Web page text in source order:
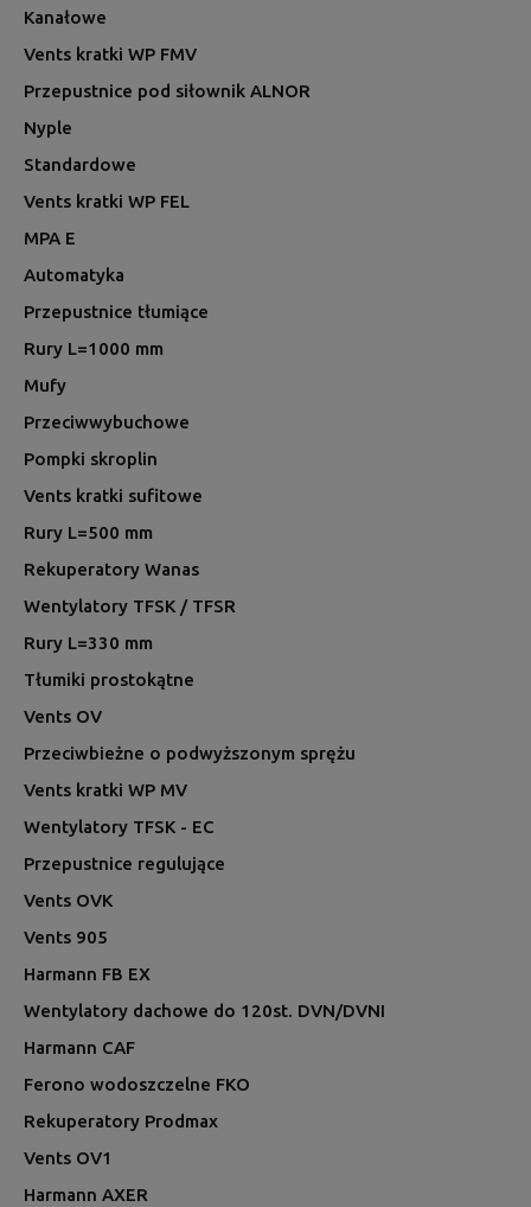
Kanałowe
Vents kratki WP FMV
Przepustnice pod siłownik ALNOR
Nyple
Standardowe
Vents kratki WP FEL
MPA E
Automatyka
Przepustnice tłumiące
Rury L=1000 mm
Mufy
Przeciwwybuchowe
Pompki skroplin
Vents kratki sufitowe
Rury L=500 mm
Rekuperatory Wanas
Wentylatory TFSK / TFSR
Rury L=330 mm
Tłumiki prostokątne
Vents OV
Przeciwbieżne o podwyższonym sprężu
Vents kratki WP MV
Wentylatory TFSK - EC
Przepustnice regulujące
Vents OVK
Vents 905
Harmann FB EX
Wentylatory dachowe do 120st. DVN/DVNI
Harmann CAF
Ferono wodoszczelne FKO
Rekuperatory Prodmax
Vents OV1
Harmann AXER